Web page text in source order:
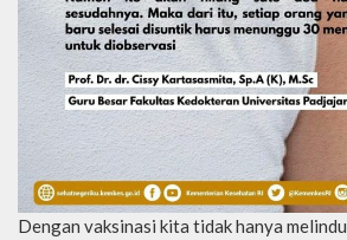
Dengan vaksinasi kita tidak hanya